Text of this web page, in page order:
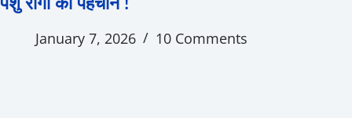
January 7, 2026 10 Comments